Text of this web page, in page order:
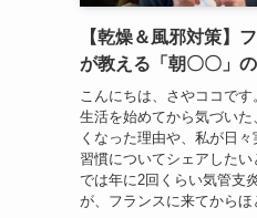
【乾燥＆風邪対策】
が教える「朝〇〇」
こんにちは、さやココで
生活を始めてから気づいた
くなった理由や、私が日
習慣についてシェアした
では年に2回くらい気管支
が、フランスに来てからほ